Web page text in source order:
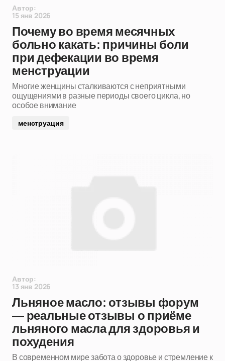
Автор:
15 янв 2026
Почему во время месячных
больно какать: причины боли
при дефекации во время
менструации
Многие женщины сталкиваются с неприятными
ощущениями в разные периоды своего цикла, но
особое внимание
менструация
Автор:
13 янв 2026
Льняное масло: отзывы форум
— реальные отзывы о приёме
льняного масла для здоровья и
похудения
В современном мире забота о здоровье и стремление к